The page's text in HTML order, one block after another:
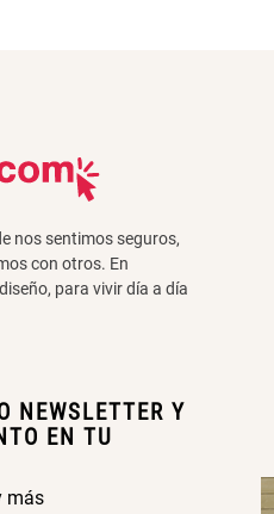
nos sentimos seguros,
con otros. En
para vivir día a día
NEWSLETTER Y
EN TU
más